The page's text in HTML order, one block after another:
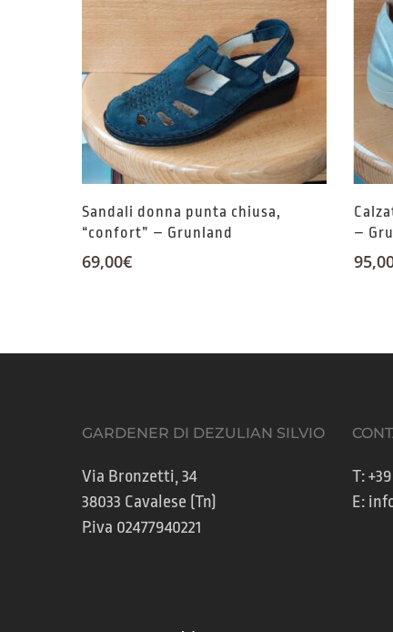
Sandali donna punta chiusa,
“confort” – Grunland
69,00€
–
GARDENER DI DEZULIAN SILVIO
Via Bronzetti, 34
38033 Cavalese (Tn)
P.iva 02477940221
T:
E: